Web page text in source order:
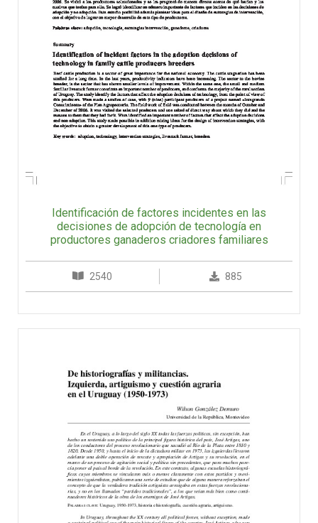
Identificación de factores incidentes en las
decisiones de adopción de tecnología en
productores ganaderos criadores familiares
2540 885